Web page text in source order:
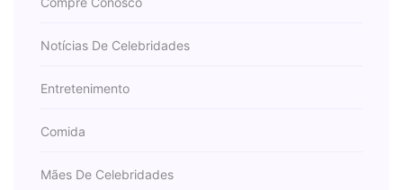
Notícias De Celebridades
Entretenimento
Comida
Mães De Celebridades